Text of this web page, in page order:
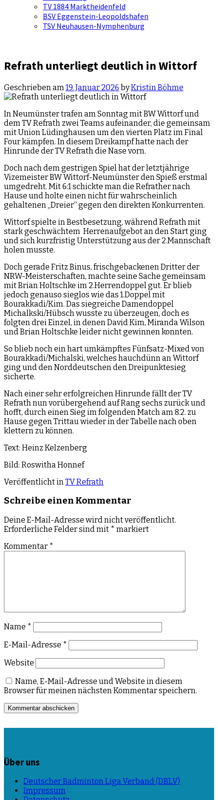
TV 1884 Marktheidenfeld
BSV Eggenstein-Leopoldshafen
TSV Neuhausen-Nymphenburg
Refrath unterliegt deutlich in Wittorf
Geschrieben am 19. Januar 2026 byKristin Böhme
In Neumünster trafen am Sonntag mit BW Wittorf und
dem TV Refrath zwei Teams aufeinander, die gemeinsam
mit Union Lüdinghausen um den vierten Platz im Final
Four kämpfen. In diesem Dreikampf hatte nach der
Hinrunde der TV Refrath die Nase vorn.
Doch nach dem gestrigen Spiel hat der letztjährige
Vizemeister BW Wittorf-Neumünster den Spieß erstmal
umgedreht. Mit 6:1 schickte man die Refrather nach
Hause und holte einen nicht für wahrscheinlich
gehaltenen „Dreier“ gegen den direkten Konkurrenten.
Wittorf spielte in Bestbesetzung, während Refrath mit
stark geschwächtem Herrenaufgebot an den Start ging
und sich kurzfristig Unterstützung aus der 2.Mannschaft
holen musste.
Doch gerade Fritz Binus, frischgebackenen Dritter der
NRW-Meisterschaften, machte seine Sache gemeinsam
mit Brian Holtschke im 2.Herrendoppel gut. Er blieb
jedoch genauso sieglos wie das 1.Doppel mit
Bourakkadi/Kim. Das siegreiche Damendoppel
Michalkski/Hübsch wusste zu überzeugen, doch es
folgten drei Einzel, in denen David Kim, Miranda Wilson
und Brian Holtschke leider nicht gewinnen konnten.
So blieb noch ein hart umkämpftes Fünfsatz-Mixed von
Bourakkadi/Michalski, welches hauchdünn an Wittorf
ging und den Norddeutschen den Dreipunktesieg
sicherte.
Nach einer sehr erfolgreichen Hinrunde fällt der TV
Refrath nun vorübergehend auf Rang sechs zurück und
hofft, durch einen Sieg im folgenden Match am 8.2. zu
Hause gegen Trittau wieder in der Tabelle nach oben
klettern zu können.
Text: Heinz Kelzenberg
Bild: Roswitha Honnef
Veröffentlicht in TV Refrath
Schreibe einen Kommentar
Deine E-Mail-Adresse wird nicht veröffentlicht.
Erforderliche Felder sind mit * markiert
Kommentar *
Name *
E-Mail-Adresse *
Website
Name, E-Mail-Adresse und Website in diesem
Browser für meinen nächsten Kommentar speichern.
Über uns
Deutscher Badminton Liga Verband (DBLV)
Impressum